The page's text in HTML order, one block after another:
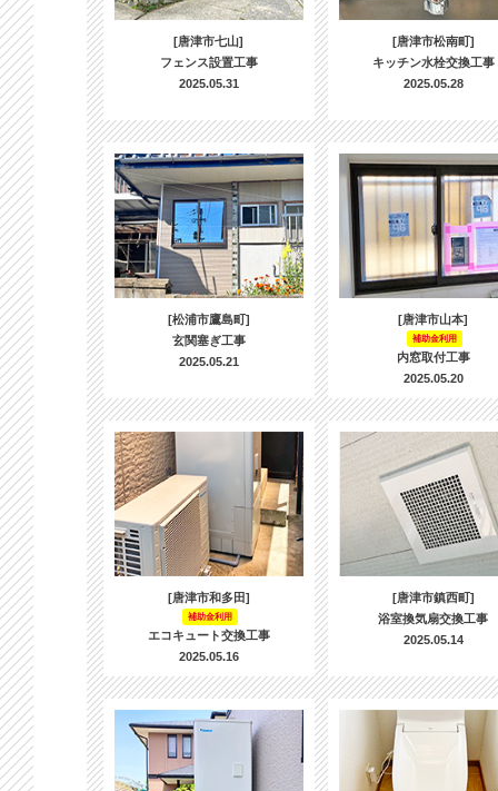
[唐津市七山]
フェンス設置工事
2025.05.31
[唐津市松南町]
キッチン水栓交換工事
2025.05.28
[松浦市鷹島町]
玄関塞ぎ工事
2025.05.21
[唐津市山本]
補助金利用
内窓取付工事
2025.05.20
[唐津市和多田]
補助金利用
エコキュート交換工事
2025.05.16
[唐津市鎮西町]
浴室換気扇交換工事
2025.05.14